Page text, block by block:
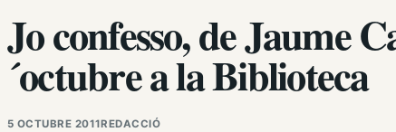
Jo confesso, de Jaume
´octubre a la Biblioteca
5 OCTUBRE 2011REDACCIÓ